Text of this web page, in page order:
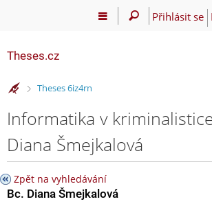
Přihlásit se
Theses.cz
>
Theses 6iz4rn
Informatika v
Diana Šmejkalová
Zpět na vyhledávání
Bc. Diana Šmejkalová